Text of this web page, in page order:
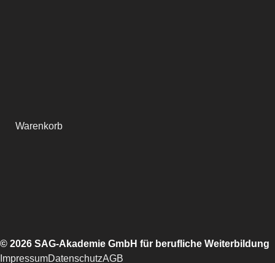
Warenkorb
© 2026 SAG-Akademie GmbH für berufliche Weiterbildung
ImpressumDatenschutzAGB